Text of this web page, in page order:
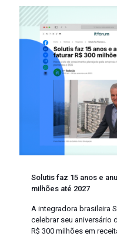
Solutis faz 15 anos e
milhões até 2027
A integradora brasileira
celebrar seu aniversário
R$ 300 milhões em